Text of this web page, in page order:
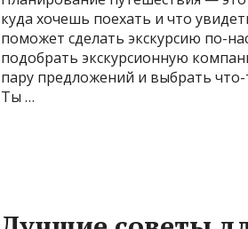
куда хочешь поехать и что
поможет сделать экскурсию по-
подобрать экскурсионную
пару предложений и выбрать
Ты …